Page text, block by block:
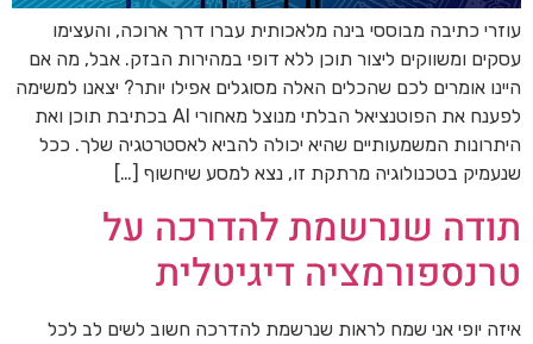
עוזרי כתיבה מבוססי בינה מלאכותית עברו דרך ארוכה, והעצימו
עסקים ומשווקים ליצור תוכן ללא דופי במהירות הבזק. אבל, מה אם
היינו אומרים לכם שהכלים האלה מסוגלים אפילו יותר? יצאנו למשימה
לפענח את הפוטנציאל הבלתי מנוצל מאחורי AI בכתיבת תוכן ואת
היתרונות המשמעותיים שהיא יכולה להביא לאסטרטגיה שלך. ככל
שנעמיק בטכנולוגיה מרתקת זו, נצא למסע שיחשוף […]
תודה שנרשמת להדרכה על
טרנספורמציה דיגיטלית
איזה יופי אני שמח לראות שנרשמת להדרכה חשוב לשים לב לכל